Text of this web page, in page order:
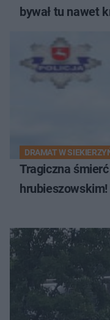
bywał tu nawet
DRAMAT W
Tragiczna
hrubieszowskim!